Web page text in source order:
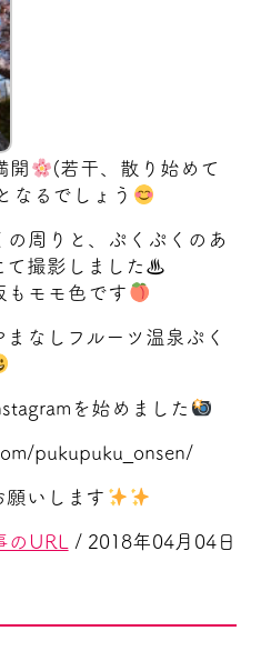
開
(若干、散り始めて
なるでしょう
周りと、ぷくぷくのあ
て撮影しました♨
もモモ色です
なしフルーツ温泉ぷく
を始めました
pukupuku_onsen/
いします
のURL / 2018年04月04日